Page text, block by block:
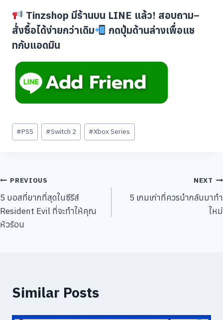
Tinzshop มีร้านบน LINE แล้ว! สอบถาม–
สั่งซื้อได้ง่ายกว่าเดิม
กดปุ่มด้านล่างเพื่อแช
ทกับแอดมิน
Post
Tags:
#PS5 #Switch 2 #Xbox Series
แนะแนว
เรื่อง
PREVIOUS
5 บอสที่ยากที่สุดในซีรีส์
Resident Evil ที่จะทำให้คุณ
หัวร้อน
NEXT
5 เกมเก่าที่ควรนำกลับมาทำ
ใหม่
Similar Posts